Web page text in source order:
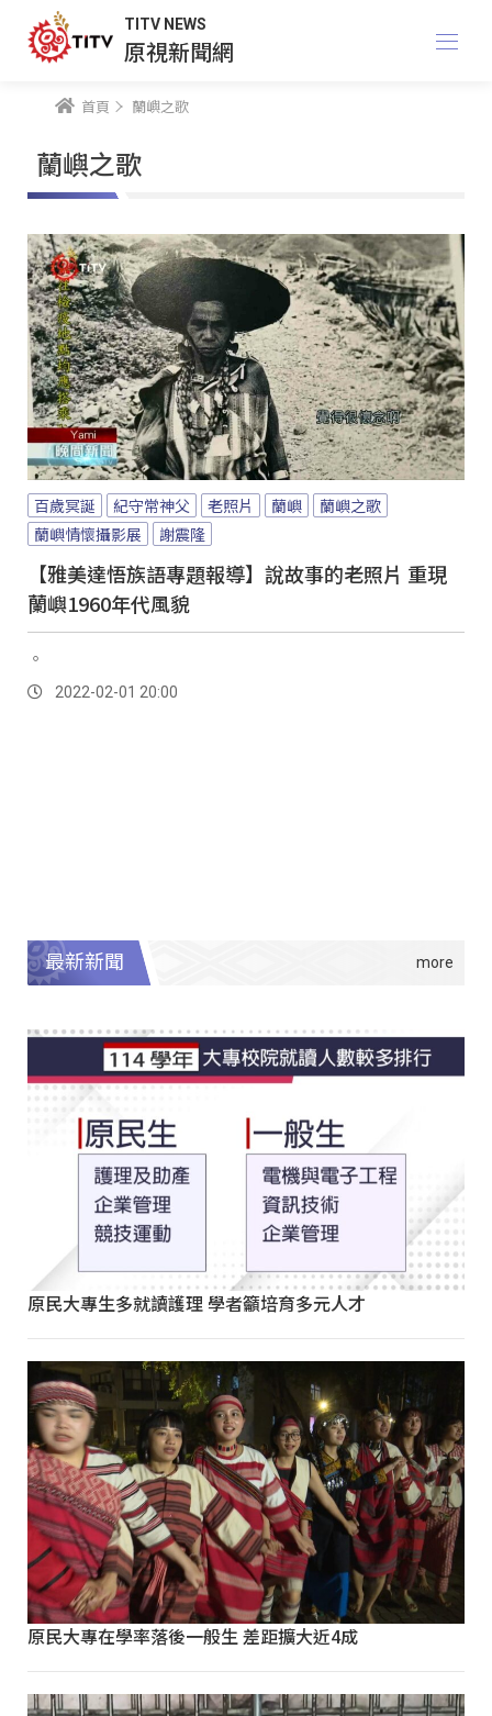
TITV NEWS
原視新聞網
首頁 蘭嶼之歌
蘭嶼之歌
百歲冥誕 紀守常神父 老照片 蘭嶼
蘭嶼之歌
蘭嶼情懷攝影展
謝震隆
【雅美達悟族語專題報導】說故事的老照片 重現
蘭嶼1960年代風貌
。
2022-02-01 20:00
最新新聞
原民大專生多就讀護理 學者籲培育多元人才
原民大專在學率落後一般生 差距擴大近4成